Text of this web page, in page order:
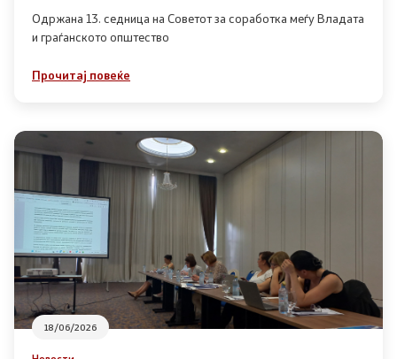
Контакт
Контакт
Линкови
Изјава за пристапност
Со еден клик до сите услуги
Одржана 13. седница на Советот за соработка меѓу Владата
и граѓанското општество
Прочитај повеќе
18/06/2026